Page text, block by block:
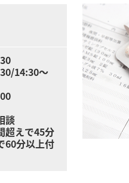
～
談
超えで45分
60分以上付